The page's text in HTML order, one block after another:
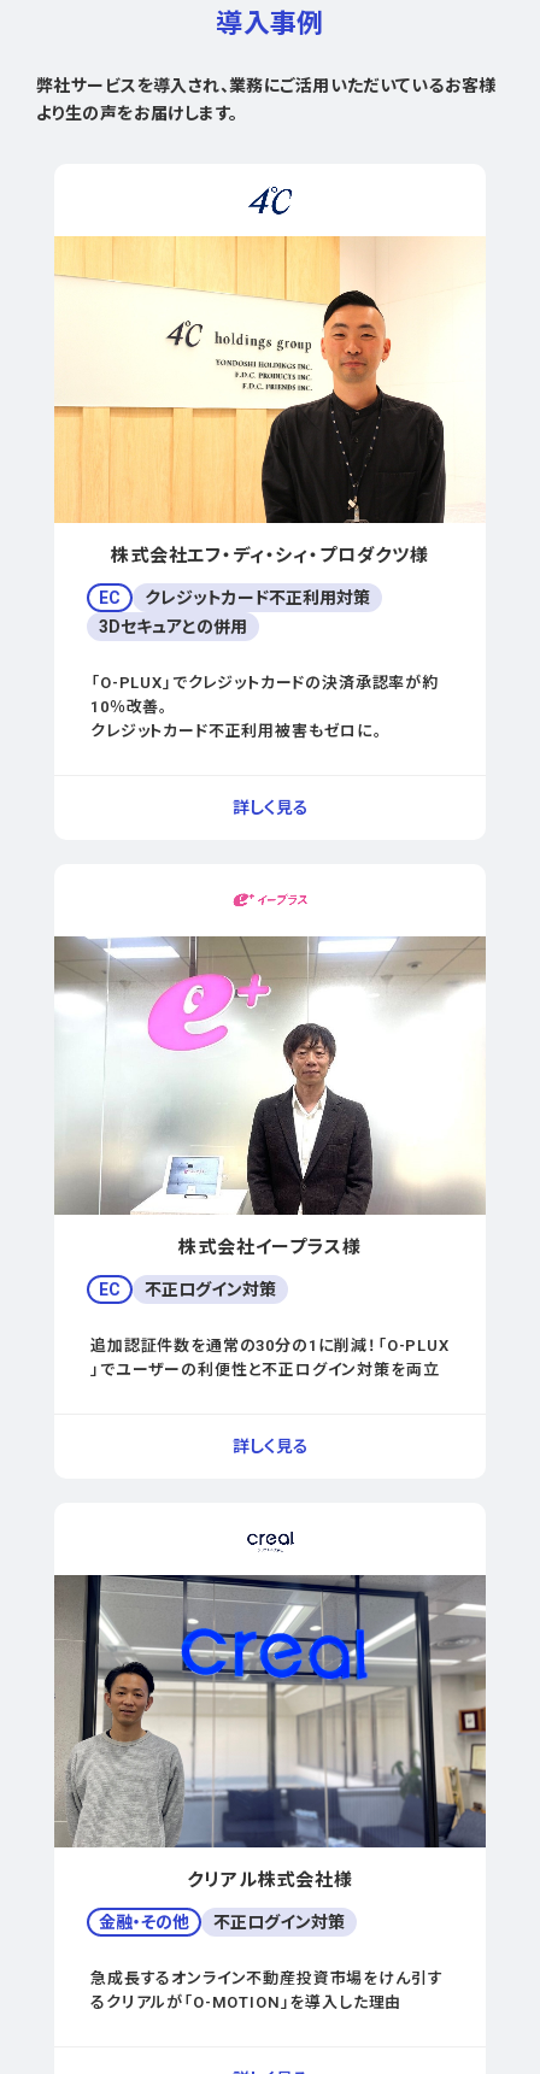
導入事例
弊社サービスを導入され、業務にご活用いただいているお客様
より生の声をお届けします。
株式会社エフ・ディ・シィ・プロダクツ様
EC
クレジットカード不正利用対策
3Dセキュアとの併用
「O-PLUX」でクレジットカードの決済承認率が約
10％改善。
クレジットカード不正利用被害もゼロに。
株式会社イープラス様
EC 不正ログイン対策
追加認証件数を通常の30分の1に削減！「O-PLUX
」でユーザーの利便性と不正ログイン対策を両立
クリアル株式会社様
金融・その他 不正ログイン対策
急成長するオンライン不動産投資市場をけん引す
るクリアルが「O-MOTION」を導入した理由